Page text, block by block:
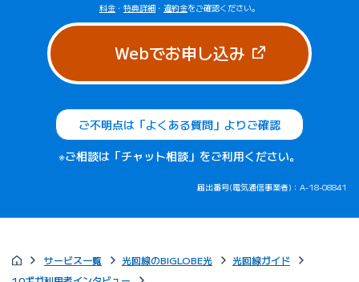
料金 ・ 特典詳細 ・ 違約金をご確認ください。
Webでお申し込み（新しいタブ
ご不明点は「よくある質問」よりご確認
※ご相談は「チャット相談」をご利用ください。
届出番号(電気通信事業者)：A-18-08841
サービス一覧 光回線のBIGLOBE光
光回線ガイド